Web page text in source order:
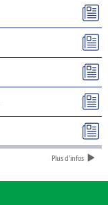
Plus d'infos